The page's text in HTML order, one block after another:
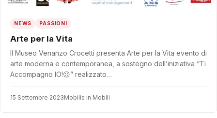
NEWS PASSIONI
Arte per la Vita
Il Museo Venanzo Crocetti presenta Arte per la Vita evento di
arte moderna e contemporanea, a sostegno dell’iniziativa “Ti
Accompagno IO!😉” realizzato…
15 Settembre 2023Mobilis in Mobili